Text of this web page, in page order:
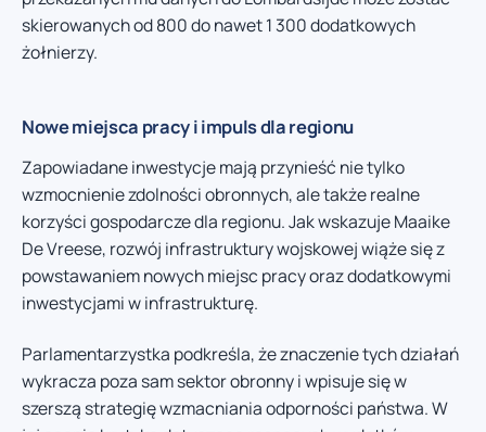
skierowanych od 800 do nawet 1 300 dodatkowych
żołnierzy.
Nowe miejsca pracy i impuls dla regionu
Zapowiadane inwestycje mają przynieść nie tylko
wzmocnienie zdolności obronnych, ale także realne
korzyści gospodarcze dla regionu. Jak wskazuje Maaike
De Vreese, rozwój infrastruktury wojskowej wiąże się z
powstawaniem nowych miejsc pracy oraz dodatkowymi
inwestycjami w infrastrukturę.
Parlamentarzystka podkreśla, że znaczenie tych działań
wykracza poza sam sektor obronny i wpisuje się w
szerszą strategię wzmacniania odporności państwa. W